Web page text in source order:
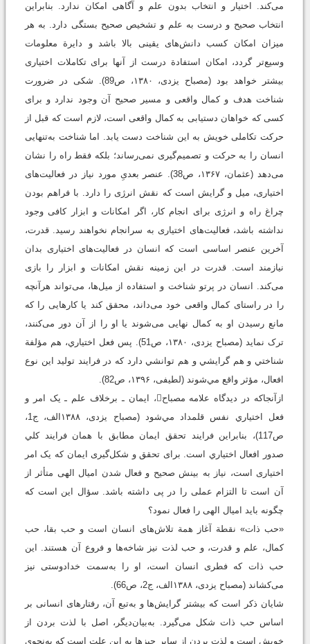
مى‌کند. اختیار و انتخاب بدون علم و آگاهى امکان ندارد. بنابراین
انتخاب صحیح و درست به علم و تشخیص صحیح بستگى دارد. به هر
میزان امکان کسب دانش‌هاى یقینى بالا باشد و دایرة معلومات
وسیع‌تر گردد، امکان استفادة درست از آنها براى تکاملات اختیارى
بیشتر خواهد بود ‏(مصباح یزدی، ۱۳۸۰، ص89). شکى در ضرورت
شناخت هدف و کمال واقعى و مسیر صحیح آن وجود ندارد و براى
کسى که خواهان دستیابى به کمال واقعى است، لازم است که قبل از
حرکت تکاملى خویش به این شناخت دست یابد. اما شناخت به‌تنهایى
انسان را به حرکت و تصمیم‌گیرى نمى‌رساند؛ بلکه فقط راه را نشان
مى‌دهد‏ (عثمان، ۱۳۶۷، ص38). عنصر بعدیِ مورد نیاز در فعالیت‌هاى
اختیارى، میل و گرایش است که نقش انرژى را دارد. با فراهم بودن
چراغ راه و انرژی برای انجام کار، اگر امکانات و ابزار کافی وجود
نداشته باشد، فعالیت‌های اختیاری به سرانجام نخواهند رسید. قدرت،
آخرین عنصر اساسى است که انسان در فعالیت‌هاى اختیارى بدان
نیازمند است. قدرت در این زمینه نقش امکانات و ابزار را بازى
مى‌کند. انسان در پرتو شناخت و استفاده از میل‌ها، می‌تواند هرآنچه
را در راستاى کمال واقعى خود مى‌داند، محقق کند یا کارهایى را که
مانع رسیدن او به کمال نهایى می‌شوند یا او را از آن دور مى‌کنند،
ترک نماید ‏(مصباح یزدی، ۱۳۸۰، ص51). پس فعل اختياري، هم مؤلفة
شناختي و هم گرايشي و هم توانشي دارد كه در فرايند توليد اين نوع
افعال، مؤثر واقع مي‌شوند ‏(لطیفی، ۱۳۹۶، ص82).
ازآنجاكه در دیدگاه علامه مصباح، ایمان ـ برخلاف علم ـ یک امر و
فعل اختياري نفس قلمداد مي‌شود ‏(مصباح یزدی، ۱۳۸۸الف، ج1،
ص117)، بنابراین فرايند تحقق ايمان مطابق با همان فرايند كلي
صدور افعال اختياري است. برای تحقق و شکل‌گیری ایمان که یک امر
اختیاری است، نیاز به بینش صحیح و فعال شدن امیال الهی متأثر از
آن است تا التزام عملی را در پی داشته باشد. سؤال این است که
چگونه باید امیال الهی را فعال نمود؟
«حب ذات» نقطة آغاز همة تلاش‌های انسان است و حب بقا، حب
کمال، علم و قدرت، و حب لذت نیز شاخه‌ها و فروع آن هستند. این
حب ذات که فطری انسان است، او را به‌سمت خدادوستی نیز
می‌کشاند ‏(مصباح یزدی، ۱۳۸۸الف، ج2، ص66).
شایان ذکر است که بیشتر گرایش‌ها و به‌تبع آن، رفتارهای انسانی بر
اساس حب ذات شکل می‌گیرد. به‌بیان‌دیگر، اصل با لذت بردن از
خویش است و لذت بردن از سایر چیزها به این علت است که به‌نحوی